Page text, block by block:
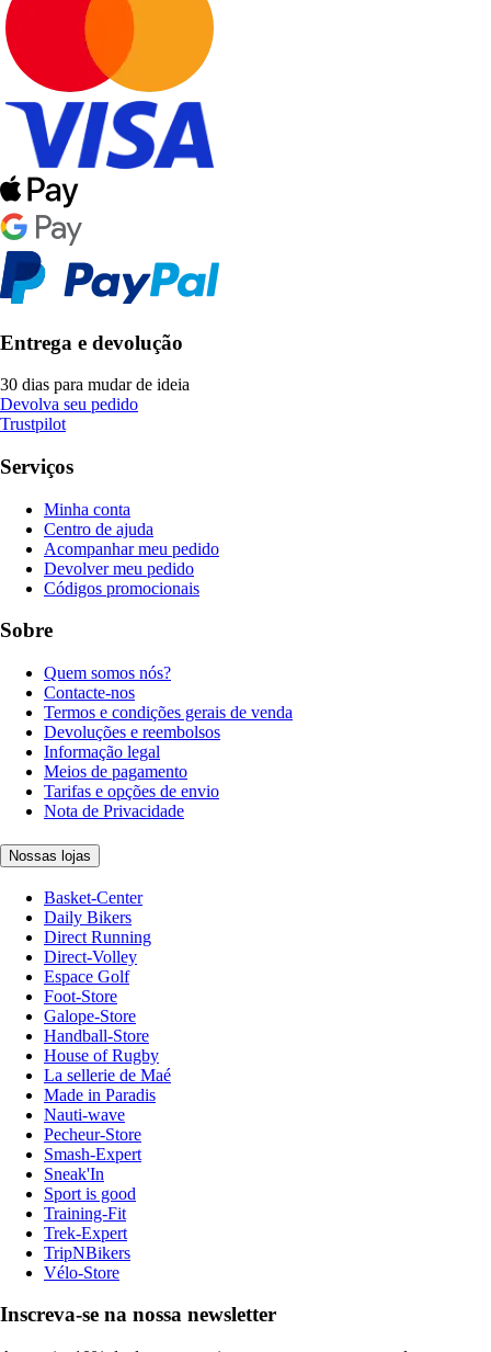
Entrega e devolução
30 dias para mudar de ideia
Devolva seu pedido
Trustpilot
Serviços
Minha conta
Centro de ajuda
Acompanhar meu pedido
Devolver meu pedido
Códigos promocionais
Sobre
Quem somos nós?
Contacte-nos
Termos e condições gerais de venda
Devoluções e reembolsos
Informação legal
Meios de pagamento
Tarifas e opções de envio
Nota de Privacidade
Nossas lojas
Basket-Center
Daily Bikers
Direct Running
Direct-Volley
Espace Golf
Foot-Store
Galope-Store
Handball-Store
House of Rugby
La sellerie de Maé
Made in Paradis
Nauti-wave
Pecheur-Store
Smash-Expert
Sneak'In
Sport is good
Training-Fit
Trek-Expert
TripNBikers
Vélo-Store
Inscreva-se na nossa newsletter